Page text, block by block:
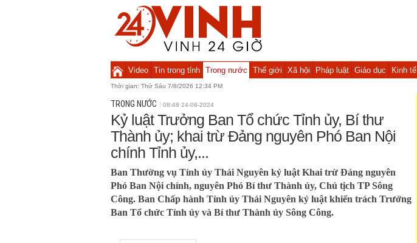
Video Tin trong tỉnh Trong nước Thế giới Xã hội Pháp luật Giáo dục Kinh tế
Thời gian: Thứ Sáu 7/8/2026 12:34 PM
TRONG NƯỚC 08:48 24-08-2024
Kỷ luật Trưởng Ban Tổ chức Tỉnh ủy, Bí thư
Thành ủy; khai trừ Đảng nguyên Phó Ban Nội
chính Tỉnh ủy,...
Ban Thường vụ Tỉnh ủy Thái Nguyên kỷ luật Khai trừ Đảng nguyên
Phó Ban Nội chính, nguyên Phó Bí thư Thành ủy, Chủ tịch TP Sông
Công. Ban Chấp hành Tỉnh ủy Thái Nguyên kỷ luật khiển trách Trưởng
Ban Tổ chức Tỉnh ủy và Bí thư Thành ủy Sông Công.